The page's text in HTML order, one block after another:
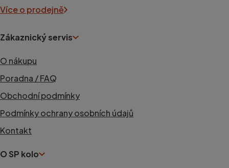
Více o prodejně
Zákaznický servis
O nákupu
Poradna / FAQ
Obchodní podmínky
Podmínky ochrany osobních údajů
Kontakt
O SP kolo